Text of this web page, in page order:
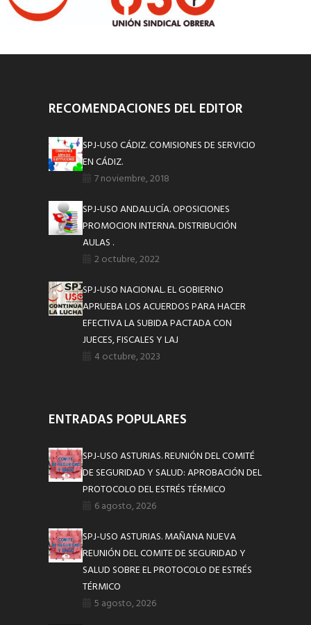
RECOMENDACIONES DEL EDITOR
SPJ-USO CÁDIZ. COMISIONES DE SERVICIO
EN CÁDIZ.
7 noviembre, 2018
SPJ-USO ANDALUCÍA. OPOSICIONES
PROMOCION INTERNA. DISTRIBUCIÓN
AULAS .
2 octubre, 2022
SPJ-USO NACIONAL. EL GOBIERNO
APRUEBA LOS ACUERDOS PARA HACER
EFECTIVA LA SUBIDA PACTADA CON
JUECES, FISCALES Y LAJ
4 octubre, 2023
ENTRADAS POPULARES
SPJ-USO ASTURIAS. REUNIÓN DEL COMITÉ
DE SEGURIDAD Y SALUD: APROBACIÓN DEL
PROTOCOLO DEL ESTRÉS TÉRMICO
6 agosto, 2026
SPJ-USO ASTURIAS. MAÑANA NUEVA
REUNIÓN DEL COMITE DE SEGURIDAD Y
SALUD SOBRE EL PROTOCOLO DE ESTRÉS
TÉRMICO
5 agosto, 2026